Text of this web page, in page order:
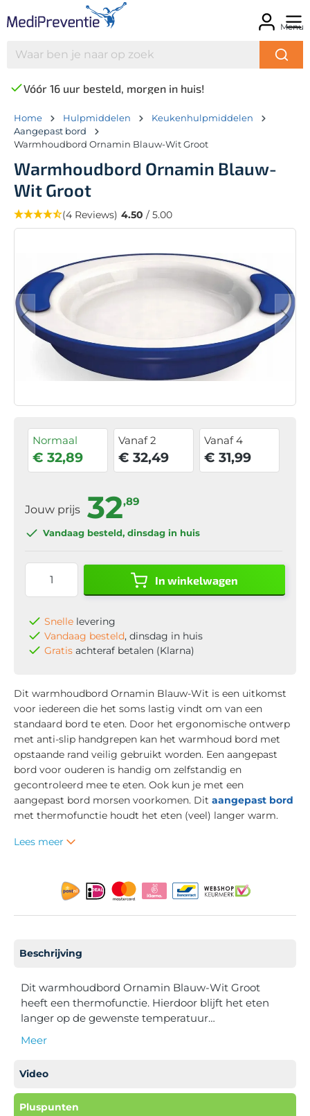
Menu
Vóór 16 uur besteld, morgen in huis!
Home Hulpmiddelen
Keukenhulpmiddelen
Aangepast bord
Warmhoudbord Ornamin Blauw-Wit Groot
Warmhoudbord Ornamin Blauw-
Wit Groot
(4 Reviews) 4.50 / 5.00
Normaal
€ 32,89
Vanaf 2
€ 32,49
Vanaf 4
€ 31,99
Jouw prijs 32,89
Vandaag besteld, dinsdag in huis
In winkelwagen
Snelle levering
Vandaag besteld, dinsdag in huis
Gratis achteraf betalen (Klarna)
Dit warmhoudbord Ornamin Blauw-Wit is een uitkomst
voor iedereen die het soms lastig vindt om van een
standaard bord te eten. Door het ergonomische ontwerp
met anti-slip handgrepen kan het warmhoud bord met
opstaande rand veilig gebruikt worden. Een aangepast
bord voor ouderen is handig om zelfstandig en
gecontroleerd mee te eten. Ook kun je met een
aangepast bord morsen voorkomen. Dit aangepast bord
met thermofunctie houdt het eten (veel) langer warm.
Lees meer
Beschrijving
Dit warmhoudbord Ornamin Blauw-Wit Groot
heeft een thermofunctie. Hierdoor blijft het eten
langer op de gewenste temperatuur…
Meer
Video
Pluspunten